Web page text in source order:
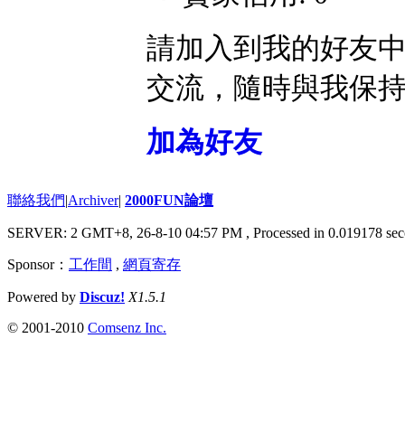
請加入到我的好友
交流，隨時與我保
加為好友
聯絡我們|Archiver| 2000FUN論壇
SERVER: 2 GMT+8, 26-8-10 04:57 PM , Processed in 0.019178
Sponsor： 工作間 , 網頁寄存
Powered by Discuz! X1.5.1
© 2001-2010 Comsenz Inc.